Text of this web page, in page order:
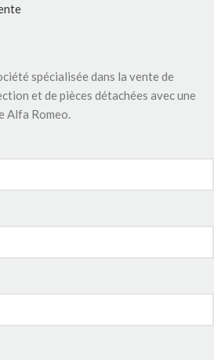
spécialisée dans la vente de
et de pièces détachées avec une
Alfa Romeo.